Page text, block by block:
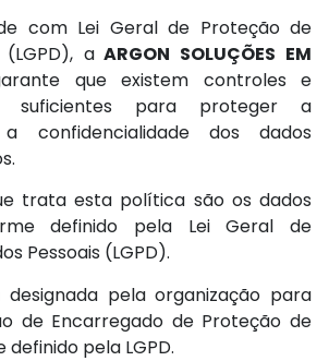
com Lei Geral de Proteção de
(LGPD), aARGON SOLUÇÕES EM
que existem controles e
suficientes para proteger a
confidencialidade dos dados
trata esta política são os dados
definido pela Lei Geral de
Pessoais (LGPD).
designada pela organização para
de Encarregado de Proteção de
pela LGPD.